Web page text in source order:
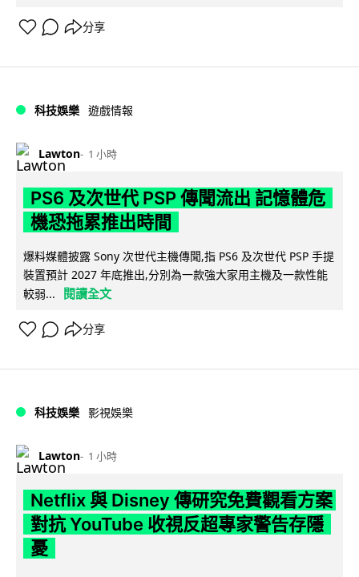
分享
科技娛樂 遊戲情報
Lawton 1 小時
PS6 及次世代 PSP 傳聞流出 記憶體危
機恐拖累推出時間
爆料媒體披露 Sony 次世代主機傳聞,指 PS6 及次世代 PSP 手提
裝置預計 2027 年底推出,分別為一款強大家用主機及一款性能
較弱...
閱讀全文
分享
科技娛樂 影視娛樂
Lawton 1 小時
Netflix 與 Disney 傳研究免費觀看方案
對抗 YouTube 收視反超專家警告存隱
憂